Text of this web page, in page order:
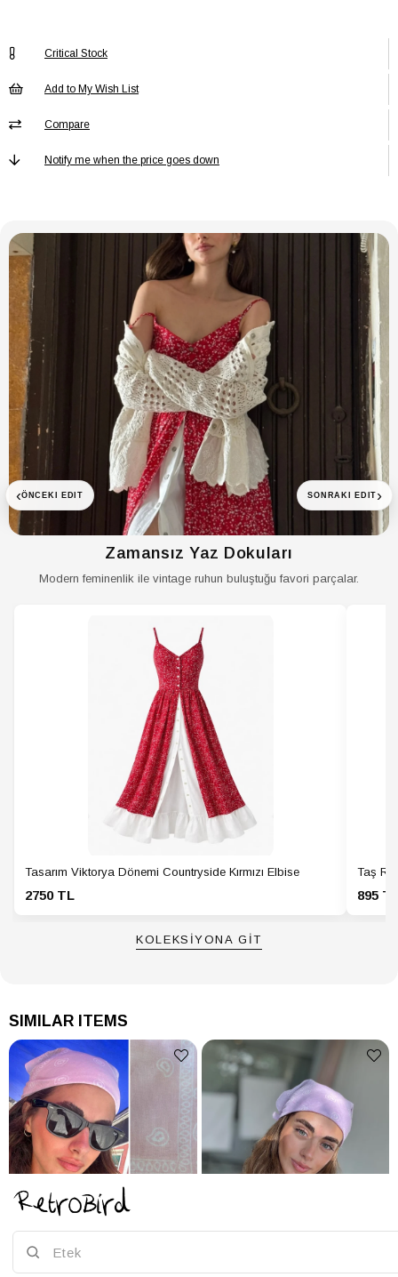
Critical Stock
Add to My Wish List
Compare
Notify me when the price goes down
‹ÖNCEKI EDIT
Zamansız Yaz Dokuları
Modern feminenlik ile vintage ruhun buluştuğu favori parçalar.
Tasarım Viktorya Dönemi Countryside Kırmızı Elbise
2750 TL
Taş
895
KOLEKSİYONA GİT
SONRAKI EDIT ›
SIMILAR ITEMS